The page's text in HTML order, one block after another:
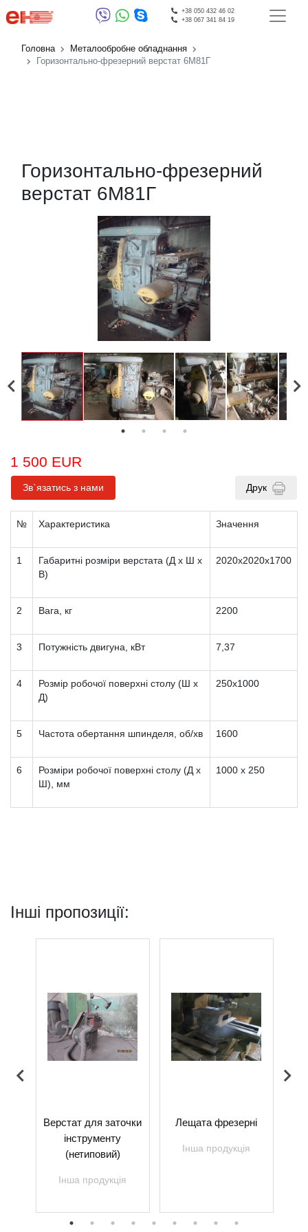
+38 050 432 46 02
+38 067 341 84 19
Головна
Металообробне обладнання
Горизонтально-фрезерний верстат 6М81Г
Горизонтально-фрезерний
верстат 6М81Г
1 500 EUR
Зв`язатись з нами Друк
№ Характеристика Значення
1
Габаритні розміри верстата (Д x Ш x
В)
2020х2020х1700
2 Вага, кг 2200
3 Потужність двигуна, кВт 7,37
4
Розмір робочої поверхні столу (Ш х
Д)
250х1000
5 Частота обертання шпинделя, об/хв 1600
6
Розміри робочої поверхні столу (Д х
Ш), мм
1000 х 250
Інші пропозиції:
Верстат для заточки
інструменту
(нетиповий)
Інша продукція
Лещата фрезерні
Інша продукція